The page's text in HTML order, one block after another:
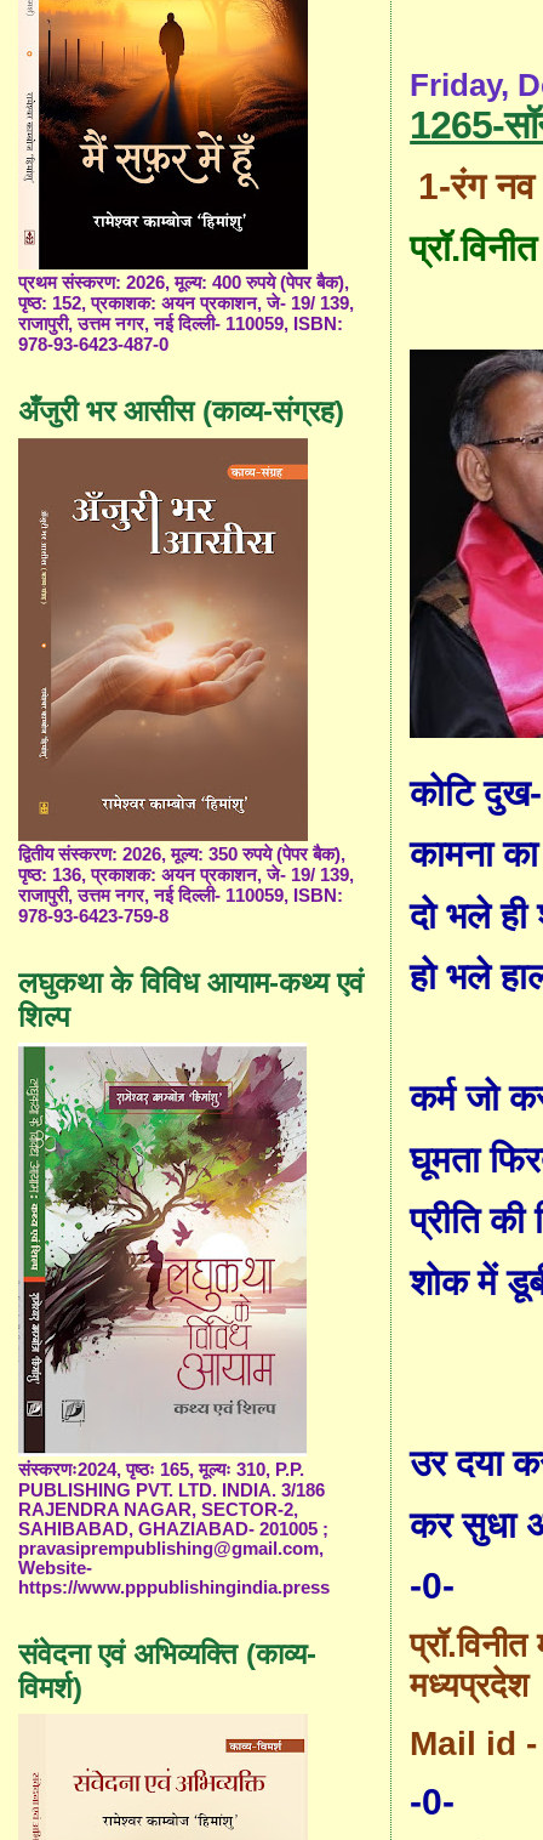
Friday,
1265-
1-रंग नव
कोटि दुख-
कामना
दो भले ही
हो भले
कर्म जो
घूमता
प्रीति
शोक में
उर दया
कर सुधा
-0-
मध्यप्रदेश
Mail id -
-0-
प्रथम संस्करण: 2026, मूल्य: 400 रुपये (पेपर बैक),
पृष्ठ: 152, प्रकाशक: अयन प्रकाशन, जे- 19/ 139,
राजापुरी, उत्तम नगर, नई दिल्ली- 110059, ISBN:
978-93-6423-487-0
अँजुरी भर आसीस (काव्य-संग्रह)
द्वितीय संस्करण: 2026, मूल्य: 350 रुपये (पेपर बैक),
पृष्ठ: 136, प्रकाशक: अयन प्रकाशन, जे- 19/ 139,
राजापुरी, उत्तम नगर, नई दिल्ली- 110059, ISBN:
978-93-6423-759-8
लघुकथा के विविध आयाम-कथ्य एवं
शिल्प
संस्करणः2024, पृष्ठः 165, मूल्यः 310, P.P.
PUBLISHING PVT. LTD. INDIA. 3/186
RAJENDRA NAGAR, SECTOR-2,
SAHIBABAD, GHAZIABAD- 201005 ;
pravasiprempublishing@gmail.com,
Website-
https://www.pppublishingindia.press
संवेदना एवं अभिव्यक्ति (काव्य-
विमर्श)